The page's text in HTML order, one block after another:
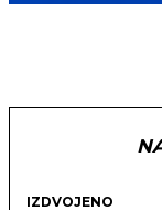
IZDVOJENO